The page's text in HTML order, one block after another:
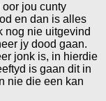
oor jou cunty
en dan is alles
nog nie uitgevind
jy dood gaan.
jonk is, in hierdie
is gaan dit in
nie die een kan